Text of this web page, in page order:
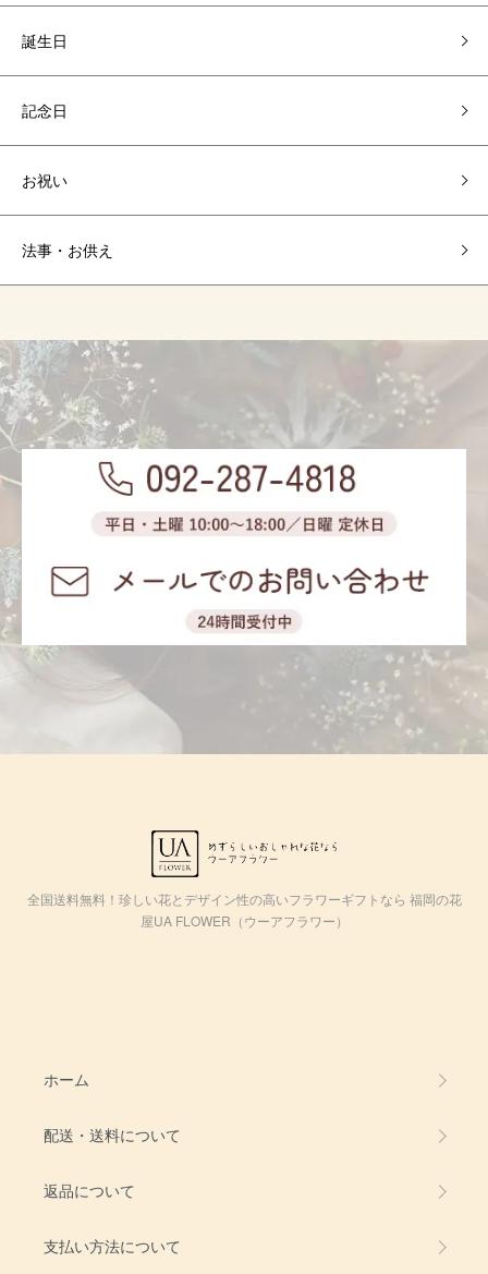
誕生日
記念日
お祝い
法事・お供え
全国送料無料！珍しい花とデザイン性の高いフラワーギフトなら 福岡の花
屋UA FLOWER（ウーアフラワー）
ホーム
配送・送料について
返品について
支払い方法について